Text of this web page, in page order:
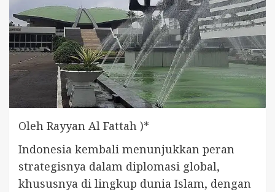
Oleh Rayyan Al Fattah )*
Indonesia kembali menunjukkan peran
strategisnya dalam diplomasi global,
khususnya di lingkup dunia Islam, dengan